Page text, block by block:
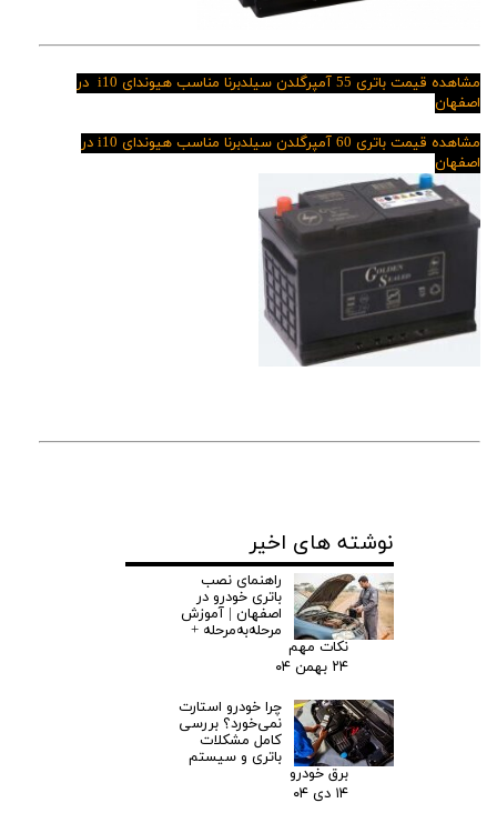
مشاهده قیمت باتری 55 آمپرگلدن سیلدبرنا مناسب
هیوندای i10 در
اصفهان
مشاهده قیمت باتری 60 آمپرگلدن سیلدبرنا مناسب
هیوندای i10 در
اصفهان
نوشته های اخیر
راهنمای نصب
باتری خودرو در
اصفهان | آموزش
مرحله‌به‌مرحله +
نکات مهم
۲۴ بهمن ۰۴
چرا خودرو استارت
نمی‌خورد؟ بررسی
کامل مشکلات
باتری و سیستم
برق خودرو
۱۴ دی ۰۴